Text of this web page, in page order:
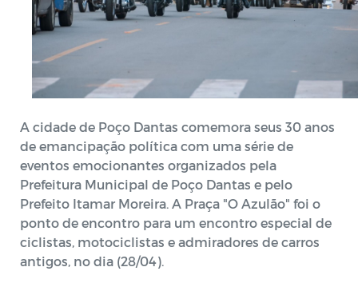
A cidade de Poço Dantas comemora seus 30 anos
de emancipação política com uma série de
eventos emocionantes organizados pela
Prefeitura Municipal de Poço Dantas e pelo
Prefeito Itamar Moreira. A Praça "O Azulão" foi o
ponto de encontro para um encontro especial de
ciclistas, motociclistas e admiradores de carros
antigos, no dia (28/04).